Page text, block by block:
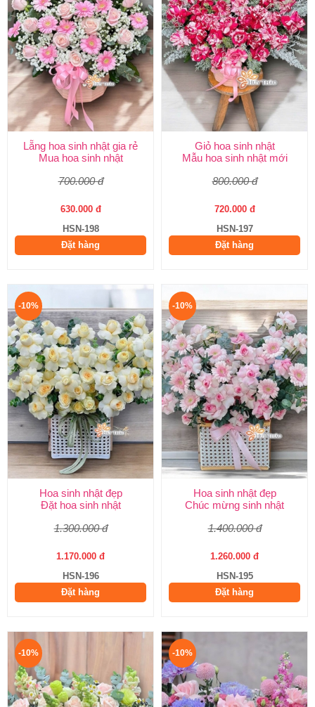
Lẵng hoa sinh nhật gia rẻ
Mua hoa sinh nhật
700.000 đ
630.000 đ
HSN-198
Đặt hàng
Giỏ hoa sinh nhật
Mẫu hoa sinh nhật mới
800.000 đ
720.000 đ
HSN-197
Đặt hàng
-10%
Hoa sinh nhật đẹp
Đặt hoa sinh nhật
1.300.000 đ
1.170.000 đ
HSN-196
Đặt hàng
-10%
Hoa sinh nhật đẹp
Chúc mừng sinh nhật
1.400.000 đ
1.260.000 đ
HSN-195
Đặt hàng
-10% -10%